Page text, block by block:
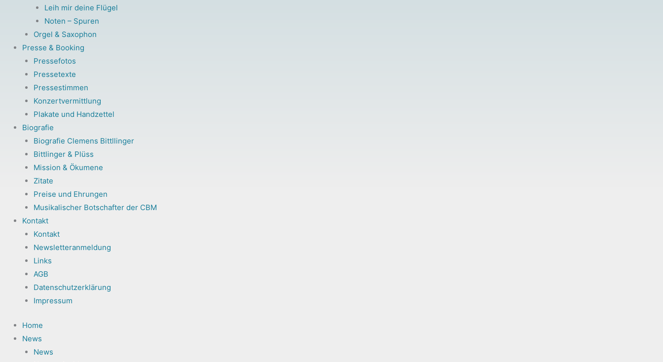
Leih mir deine Flügel
Noten – Spuren
Orgel & Saxophon
Presse & Booking
Pressefotos
Pressetexte
Pressestimmen
Konzertvermittlung
Plakate und Handzettel
Biografie
Biografie Clemens Bittllinger
Bittlinger & Plüss
Mission & Ökumene
Zitate
Preise und Ehrungen
Musikalischer Botschafter der CBM
Kontakt
Kontakt
Newsletteranmeldung
Links
AGB
Datenschutzerklärung
Impressum
Home
News
News